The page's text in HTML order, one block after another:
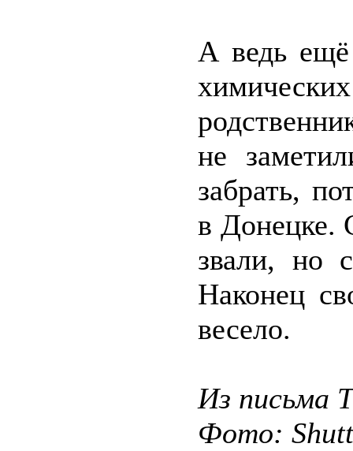
А ведь ещё
не
забрать,
в Донецке.
звали, но
Наконец
весело.
Из письма
Фото: